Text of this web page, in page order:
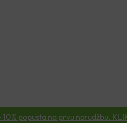
popusta na prvu narudžbu.